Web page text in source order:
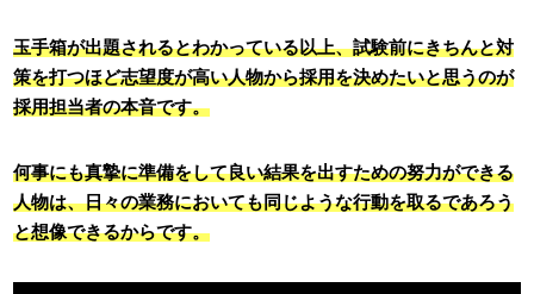
玉手箱が出題されるとわかっている以上、試験前にきちんと対
策を打つほど志望度が高い人物から採用を決めたいと思うのが
採用担当者の本音です。
何事にも真摯に準備をして良い結果を出すための努力ができる
人物は、日々の業務においても同じような行動を取るであろう
と想像できるからです。